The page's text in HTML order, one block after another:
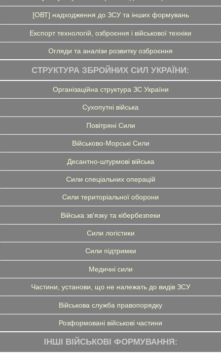
[ОВТ] надходження до ЗСУ та інших формувань
Експорт технологій, озброєння і військової техніки
Огляди та аналізи розвитку озброєння
СТРУКТУРА ЗБРОЙНИХ СИЛ УКРАЇНИ:
Організаційна структура ЗС України
Сухопутні війська
Повітряні Сили
Військово-Морські Сили
Десантно-штурмові війська
Сили спеціальних операцій
Сили територіальної оборони
Війська зв'язку та кібербезпеки
Сили логістики
Сили підтримки
Медичні сили
Частини, установи, що не належать до видів ЗСУ
Військова служба правопорядку
Розформовані військові частини
ІНШІ ВІЙСЬКОВІ ФОРМУВАННЯ: